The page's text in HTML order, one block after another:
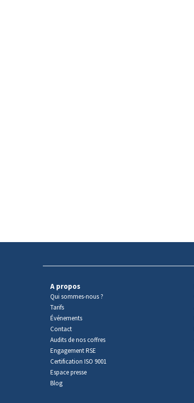
A propos
Qui sommes-nous ?
Tarifs
Événements
Contact
Audits de nos coffres
Engagement RSE
Certification ISO 9001
Espace presse
Blog